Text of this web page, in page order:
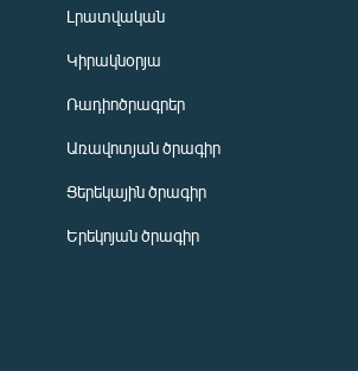
Լրատվական
Կիրակնօրյա
Ռադիոծրագրեր
Առավոտյան ծրագիր
Ցերեկային ծրագիր
Երեկոյան ծրագիր